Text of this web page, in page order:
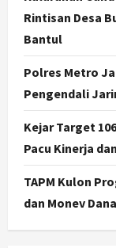
Rintisan Desa
Bantul
Polres Metro
Pengendali
Kejar Target
Pacu Kinerja
TAPM Kulon
dan Monev
1